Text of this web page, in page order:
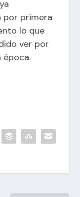
por primera
lo que
ver por
época.